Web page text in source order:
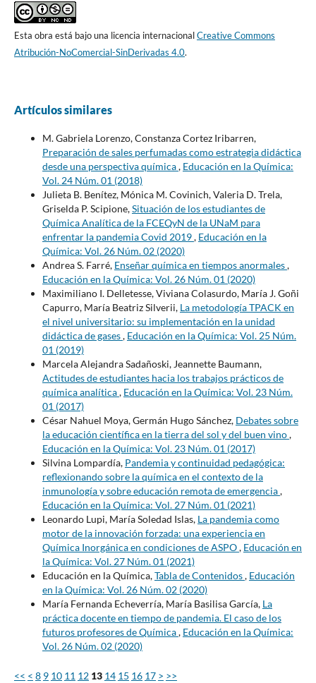
Esta obra está bajo una licencia internacionalCreative Commons
Atribución-NoComercial-SinDerivadas 4.0.
Artículos similares
M. Gabriela Lorenzo, Constanza Cortez Iribarren,
Preparación de sales perfumadas como estrategia didáctica
desde una perspectiva química, Educación en la Química:
Vol. 24 Núm. 01 (2018)
Julieta B. Benítez, Mónica M. Covinich, Valeria D. Trela,
Griselda P. Scipione,Situación de los estudiantes de
Química Analítica de la FCEQyN de la UNaM para
enfrentar la pandemia Covid 2019, Educación en la
Química: Vol. 26 Núm. 02 (2020)
Andrea S. Farré, Enseñar química en tiempos anormales,
Educación en la Química: Vol. 26 Núm. 01 (2020)
Maximiliano I. Delletesse, Viviana Colasurdo, María J. Goñi
Capurro, María Beatriz Silverii, La metodología TPACK en
el nivel universitario: su implementación en la unidad
didáctica de gases, Educación en la Química: Vol. 25 Núm.
01 (2019)
Marcela Alejandra Sadañoski, Jeannette Baumann,
Actitudes de estudiantes hacia los trabajos prácticos de
química analítica, Educación en la Química: Vol. 23 Núm.
01 (2017)
César Nahuel Moya, Germán Hugo Sánchez, Debates sobre
la educación científica en la tierra del sol y del buen vino,
Educación en la Química: Vol. 23 Núm. 01 (2017)
Silvina Lompardía, Pandemia y continuidad pedagógica:
reflexionando sobre la química en el contexto de la
inmunología y sobre educación remota de emergencia,
Educación en la Química: Vol. 27 Núm. 01 (2021)
Leonardo Lupi, María Soledad Islas, La pandemia como
motor de la innovación forzada: una experiencia en
Química Inorgánica en condiciones de ASPO, Educación en
la Química: Vol. 27 Núm. 01 (2021)
Educación en la Química,Tabla de Contenidos, Educación
en la Química: Vol. 26 Núm. 02 (2020)
María Fernanda Echeverría, María Basilisa García, La
práctica docente en tiempo de pandemia. El caso de los
futuros profesores de Química, Educación en la Química:
Vol. 26 Núm. 02 (2020)
<< < 8 9 10 11 12 13 14 15 16 17 > >>